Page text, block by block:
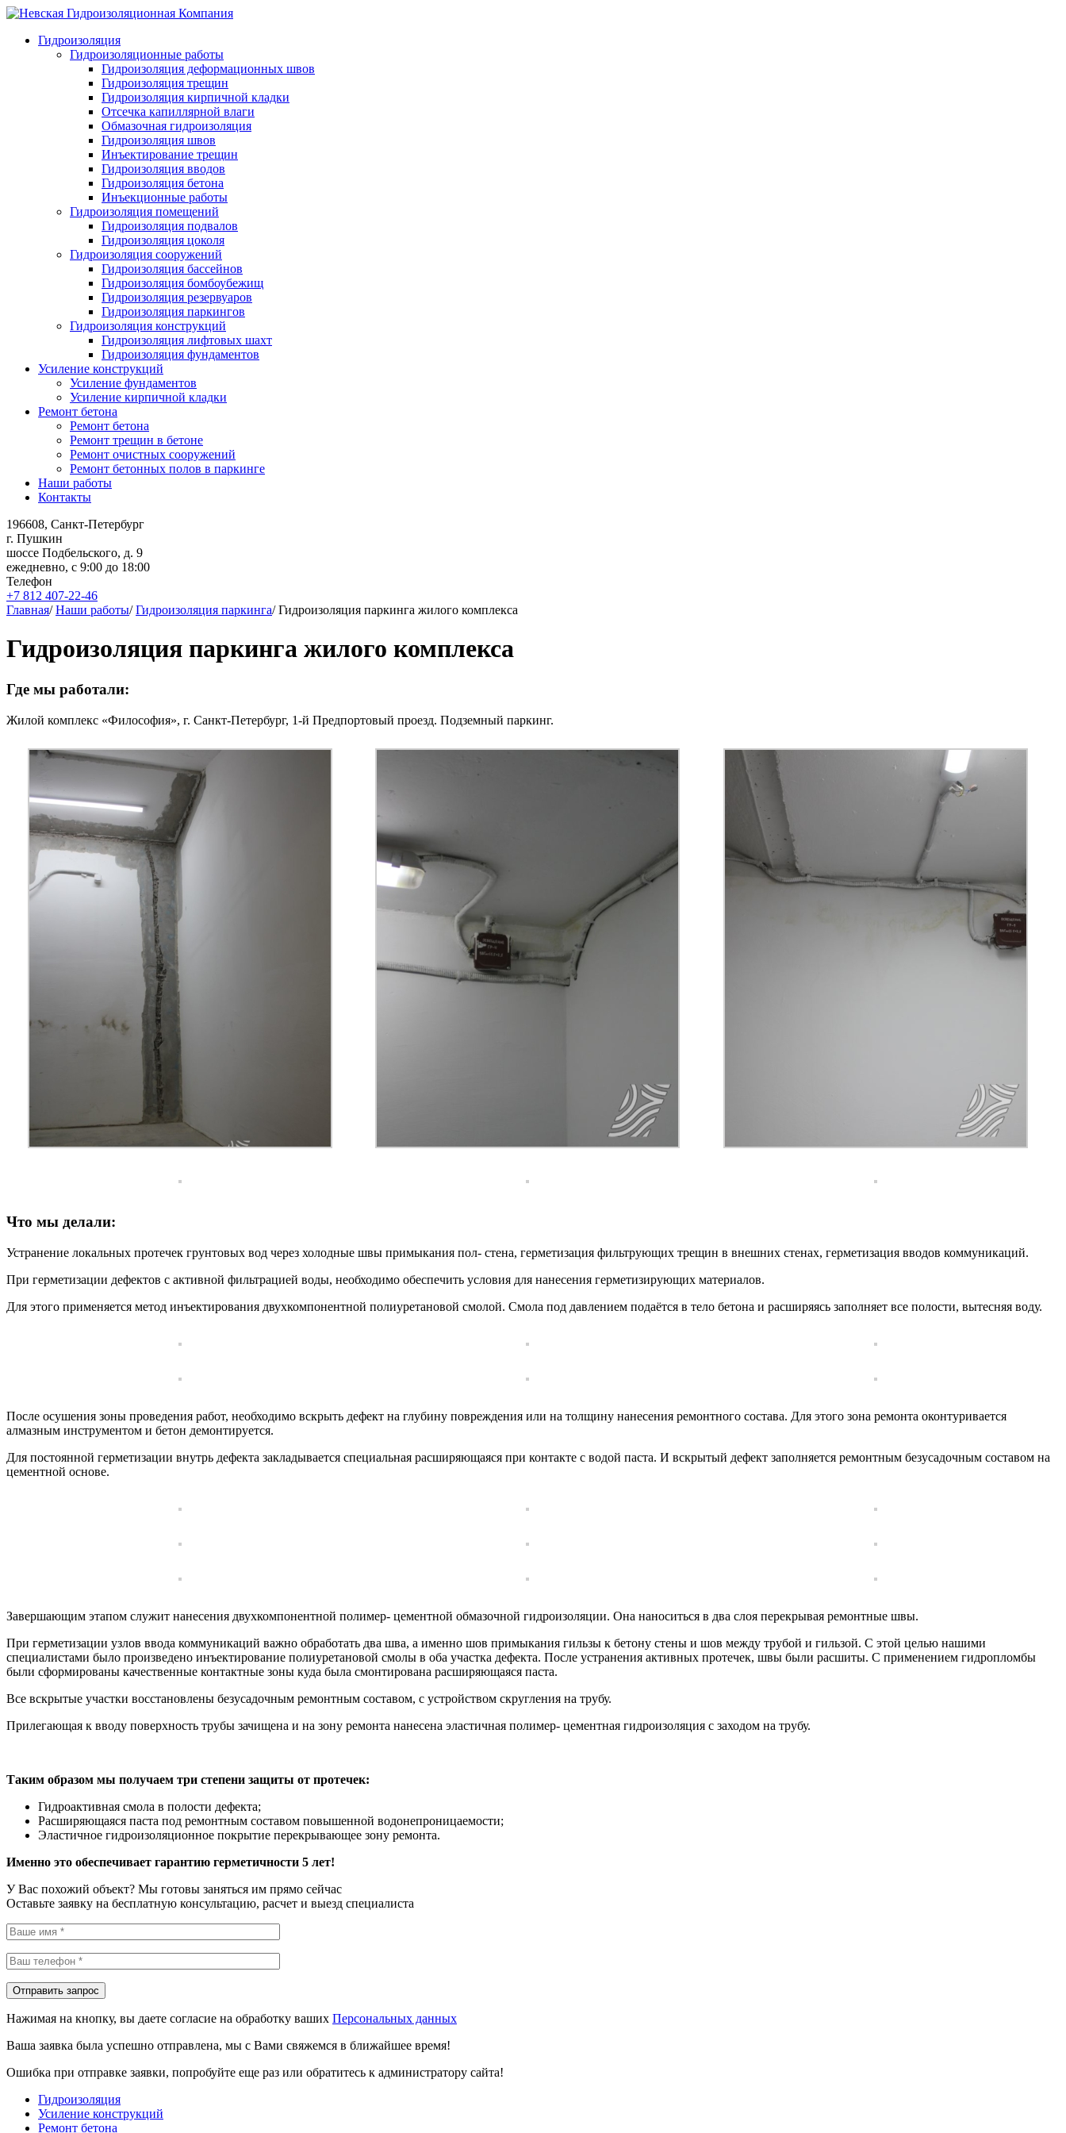
Гидроизоляция
Гидроизоляционные работы
Гидроизоляция деформационных швов
Гидроизоляция трещин
Гидроизоляция кирпичной кладки
Отсечка капиллярной влаги
Обмазочная гидроизоляция
Гидроизоляция швов
Инъектирование трещин
Гидроизоляция вводов
Гидроизоляция бетона
Инъекционные работы
Гидроизоляция помещений
Гидроизоляция подвалов
Гидроизоляция цоколя
Гидроизоляция сооружений
Гидроизоляция бассейнов
Гидроизоляция бомбоубежищ
Гидроизоляция резервуаров
Гидроизоляция паркингов
Гидроизоляция конструкций
Гидроизоляция лифтовых шахт
Гидроизоляция фундаментов
Усиление конструкций
Усиление фундаментов
Усиление кирпичной кладки
Ремонт бетона
Ремонт бетона
Ремонт трещин в бетоне
Ремонт очистных сооружений
Ремонт бетонных полов в паркинге
Наши работы
Контакты
196608, Санкт-Петербург
г. Пушкин
шоссе Подбельского, д. 9
ежедневно, с 9:00 до 18:00
Телефон
+7 812 407-22-46
Главная/ Наши работы/ Гидроизоляция паркинга/ Гидроизоляция паркинга жилого комплекса
Гидроизоляция паркинга жилого комплекса
Где мы работали:
Жилой комплекс «Философия», г. Санкт-Петербург, 1-й Предпортовый проезд. Подземный паркинг.
Что мы делали:
Устранение локальных протечек грунтовых вод через холодные швы примыкания пол- стена, герметизация фильтрующих трещин в внешних стенах, герметизация вводов коммуникаций.
При герметизации дефектов с активной фильтрацией воды, необходимо обеспечить условия для нанесения герметизирующих материалов.
Для этого применяется метод инъектирования двухкомпонентной полиуретановой смолой. Смола под давлением подаётся в тело бетона и расширяясь заполняет все полости, вытесняя воду.
После осушения зоны проведения работ, необходимо вскрыть дефект на глубину повреждения или на толщину нанесения ремонтного состава. Для этого зона ремонта оконтуривается
алмазным инструментом и бетон демонтируется.
Для постоянной герметизации внутрь дефекта закладывается специальная расширяющаяся при контакте с водой паста. И вскрытый дефект заполняется ремонтным безусадочным составом на
цементной основе.
Завершающим этапом служит нанесения двухкомпонентной полимер- цементной обмазочной гидроизоляции. Она наноситься в два слоя перекрывая ремонтные швы.
При герметизации узлов ввода коммуникаций важно обработать два шва, а именно шов примыкания гильзы к бетону стены и шов между трубой и гильзой. С этой целью нашими
специалистами было произведено инъектирование полиуретановой смолы в оба участка дефекта. После устранения активных протечек, швы были расшиты. С применением гидропломбы
были сформированы качественные контактные зоны куда была смонтирована расширяющаяся паста.
Все вскрытые участки восстановлены безусадочным ремонтным составом, с устройством скругления на трубу.
Прилегающая к вводу поверхность трубы зачищена и на зону ремонта нанесена эластичная полимер- цементная гидроизоляция с заходом на трубу.
Таким образом мы получаем три степени защиты от протечек:
Гидроактивная смола в полости дефекта;
Расширяющаяся паста под ремонтным составом повышенной водонепроницаемости;
Эластичное гидроизоляционное покрытие перекрывающее зону ремонта.
Именно это обеспечивает гарантию герметичности 5 лет!
У Вас похожий объект? Мы готовы заняться им прямо сейчас
Оставьте заявку на бесплатную консультацию, расчет и выезд специалиста
Нажимая на кнопку, вы даете согласие на обработку ваших Персональных данных
Ваша заявка была успешно отправлена, мы с Вами свяжемся в ближайшее время!
Ошибка при отправке заявки, попробуйте еще раз или обратитесь к администратору сайта!
Гидроизоляция
Усиление конструкций
Ремонт бетона